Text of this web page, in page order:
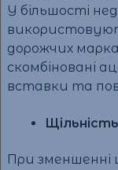
У більшості
дорожчих
скомбіновані
вставки та
При зменшенні